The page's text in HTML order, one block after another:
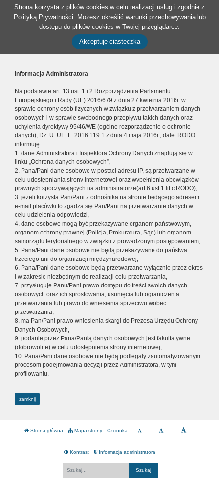
Strona korzysta z plików cookies w celu realizacji usług i zgodnie z
Polityką Prywatności. Możesz określić warunki przechowywania lub
dostępu do plików cookies w Twojej przeglądarce.
Akceptuję ciasteczka
Informacja Administratora
Na podstawie art. 13 ust. 1 i 2 Rozporządzenia Parlamentu
Europejskiego i Rady (UE) 2016/679 z dnia 27 kwietnia 2016r. w
sprawie ochrony osób fizycznych w związku z przetwarzaniem danych
osobowych i w sprawie swobodnego przepływu takich danych oraz
uchylenia dyrektywy 95/46/WE (ogólne rozporządzenie o ochronie
danych), Dz. U. UE. L. 2016.119.1 z dnia 4 maja 2016r., dalej RODO
informuję:
1. dane Administratora i Inspektora Ochrony Danych znajdują się w
linku „Ochrona danych osobowych”,
2. Pana/Pani dane osobowe w postaci adresu IP, są przetwarzane w
celu udostępniania strony internetowej oraz wypełnienia obowiązków
prawnych spoczywających na administratorze(art.6 ust.1 lit.c RODO),
3. jeżeli korzysta Pan/Pani z odnośnika na stronie będącego adresem
e-mail placówki to zgadza się Pan/Pani na przetwarzanie danych w
celu udzielenia odpowiedzi,
4. dane osobowe mogą być przekazywane organom państwowym,
organom ochrony prawnej (Policja, Prokuratura, Sąd) lub organom
samorządu terytorialnego w związku z prowadzonym postępowaniem,
5. Pana/Pani dane osobowe nie będą przekazywane do państwa
trzeciego ani do organizacji międzynarodowej,
6. Pana/Pani dane osobowe będą przetwarzane wyłącznie przez okres
i w zakresie niezbędnym do realizacji celu przetwarzania,
7. przysługuje Panu/Pani prawo dostępu do treści swoich danych
osobowych oraz ich sprostowania, usunięcia lub ograniczenia
przetwarzania lub prawo do wniesienia sprzeciwu wobec
przetwarzania,
8. ma Pan/Pani prawo wniesienia skargi do Prezesa Urzędu Ochrony
Danych Osobowych,
9. podanie przez Pana/Panią danych osobowych jest fakultatywne
(dobrowolne) w celu udostępnienia strony internetowej,
10. Pana/Pani dane osobowe nie będą podlegały zautomatyzowanym
procesom podejmowania decyzji przez Administratora, w tym
profilowaniu.
zamknij
Strona główna Mapa strony Czcionka
Kontrast Informacja administratora